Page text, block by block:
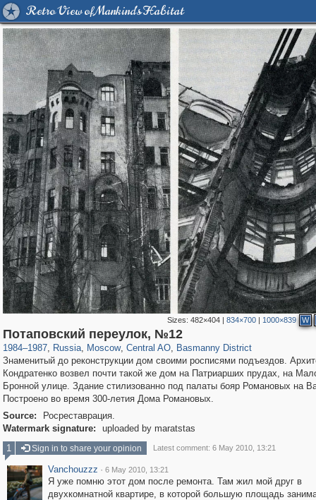
Retro View of Mankind's Habitat
Sizes: 482×404| 834×700| 1000×839 W
Потаповский переулок, №12
1984–1987, Russia
1,407,337 29,248
, Moscow
319,882 8,286
, Central AO
160,021 5,916
, Basmanny District
13,204
Знаменитый до реконструкции дом своими росписями подъездов.
Кондратенко возвел почти такой же дом на Патриарших прудах, на
Бронной улице. Здание стилизованно под палаты бояр Романовых на
Построено во время 300-летия Дома Романовых.
Source:
Росреставрация.
Watermark signature:
uploaded by maratstas
1
Sign in to share your opinion Latest comment: 6 May 2010, 13:21
Vanchouzzz · 6 May 2010, 13:21
Я уже помню этот дом после ремонта. Там жил мой друг в
двухкомнатной квартире, в которой большую площадь